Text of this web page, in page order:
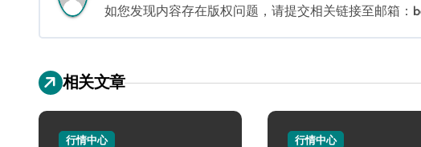
如您发现内容存在版权问题，请提交相关链接至邮箱：
相关文章
行情中心 行情中心